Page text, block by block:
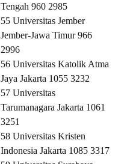
Tengah 960 2985
55 Universitas Jember
Jember-Jawa Timur 966
2996
56 Universitas Katolik Atma
Jaya Jakarta 1055 3232
57 Universitas
Tarumanagara Jakarta 1061
3251
58 Universitas Kristen
Indonesia Jakarta 1085 3317